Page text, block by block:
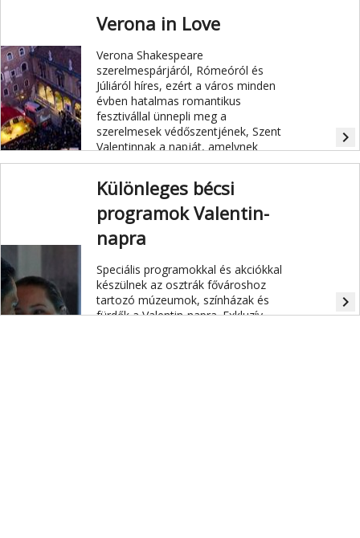
Verona in Love
Verona Shakespeare
szerelmespárjáról, Rómeóról és
Júliáról híres, ezért a város minden
évben hatalmas romantikus
fesztivállal ünnepli meg a
szerelmesek védőszentjének, Szent
Valentinnak a napját, amelynek
mottója: Se ami qualcuno, portalo a
őt Veronába!)
navigate_next
Különleges bécsi
programok Valentin-
napra
Speciális programokkal és akciókkal
készülnek az osztrák fővároshoz
tartozó múzeumok, színházak és
fürdők a Valentin-napra. Exkluzív
navigate_next